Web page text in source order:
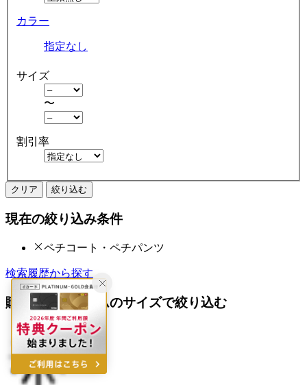
カラー
指定なし
サイズ
〜
割引率
クリア 絞り込む
現在の絞り込み条件
ペチコート・ペチパンツ
検索履歴から探す
購入済みアイテムのサイズで絞り込む